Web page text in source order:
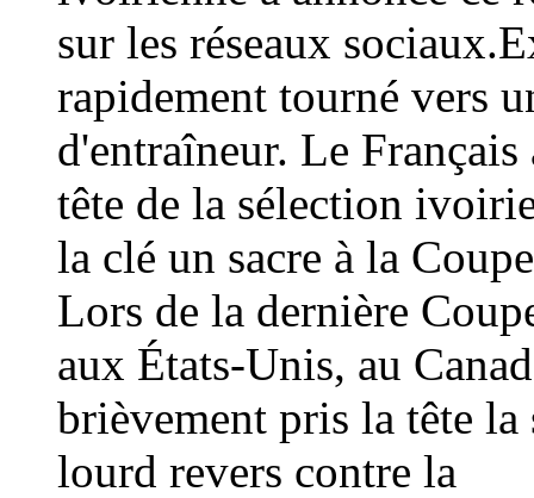
sur les réseaux
rapidement tourné vers
d'entraîneur. Le
tête de la sélection
la clé un sacre à la
Lors de la dernière
aux États-Unis, au
brièvement pris la tête
lourd revers contre la